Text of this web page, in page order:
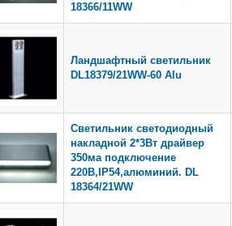
18366/11WW
Ландшафтный светильник
DL18379/21WW-60 Alu
Светильник светодиодный
накладной 2*3Вт драйвер
350ма подключение
220В,IP54,алюминий. DL
18364/21WW